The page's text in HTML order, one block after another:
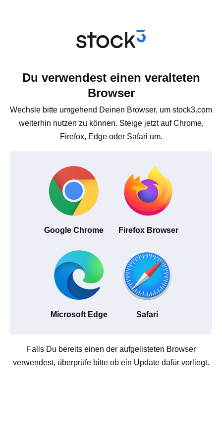
Du verwendest einen veralteten
Browser
Wechsle bitte umgehend Deinen Browser, um stock3.com
weiterhin nutzen zu können. Steige jetzt auf Chrome,
Firefox, Edge oder Safari um.
Google Chrome Firefox Browser
Microsoft Edge Safari
Falls Du bereits einen der aufgelisteten Browser
verwendest, überprüfe bitte ob ein Update dafür vorliegt.